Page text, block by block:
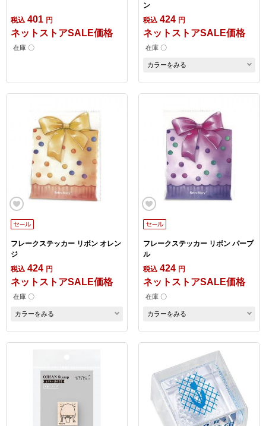
税込 401 円
ネットストアSALE価格
在庫 〇
ン
税込 424 円
ネットストアSALE価格
在庫 〇
カラーをみる
フレークステッカー リボン オレン
ジ
税込 424 円
ネットストアSALE価格
在庫 〇
カラーをみる
フレークステッカー リボン パープ
ル
税込 424 円
ネットストアSALE価格
在庫 〇
カラーをみる